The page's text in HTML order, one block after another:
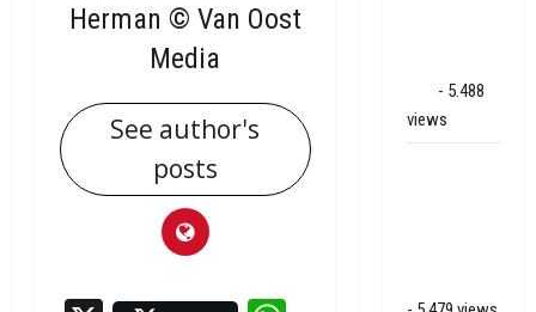
Herman © Van Oost
Media
See author's
posts
- 5.488
views